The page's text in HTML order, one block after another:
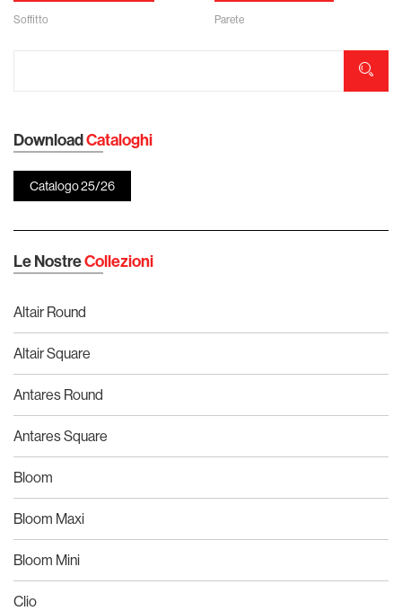
Soffitto Parete
DownloadCataloghi
Catalogo 25/26
Le NostreCollezioni
Altair Round
Altair Square
Antares Round
Antares Square
Bloom
Bloom Maxi
Bloom Mini
Clio